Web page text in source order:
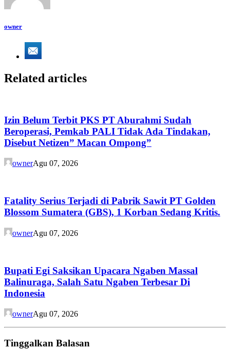
owner
Related articles
Izin Belum Terbit PKS PT Aburahmi Sudah
Beroperasi, Pemkab PALI Tidak Ada Tindakan,
Disebut Netizen” Macan Ompong”
ownerAgu 07, 2026
Fatality Serius Terjadi di Pabrik Sawit PT Golden
Blossom Sumatera (GBS), 1 Korban Sedang Kritis.
ownerAgu 07, 2026
Bupati Egi Saksikan Upacara Ngaben Massal
Balinuraga, Salah Satu Ngaben Terbesar Di
Indonesia
ownerAgu 07, 2026
Tinggalkan Balasan